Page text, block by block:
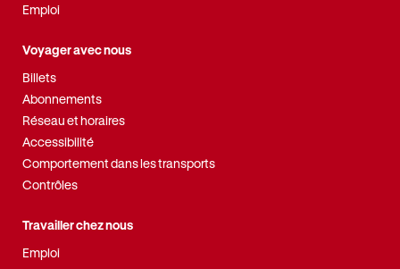
Emploi
Voyager avec nous
Billets
Abonnements
Réseau et horaires
Accessibilité
Comportement dans les transports
Contrôles
Travailler chez nous
Emploi